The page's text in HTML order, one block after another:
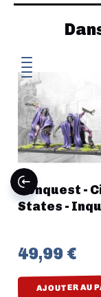
Conquest -
States -
49,99 €
AJOUTER AU